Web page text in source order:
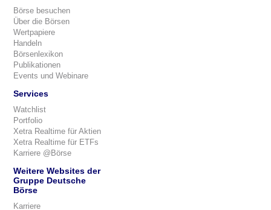
Börse besuchen
Über die Börsen
Wertpapiere
Handeln
Börsenlexikon
Publikationen
Events und Webinare
Services
Watchlist
Portfolio
Xetra Realtime für Aktien
Xetra Realtime für ETFs
Karriere @Börse
Weitere Websites der
Gruppe Deutsche
Börse
Karriere